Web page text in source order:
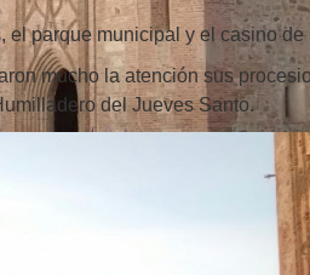
el parque municipal y el casino de
mucho la atención sus
del Jueves Santo.